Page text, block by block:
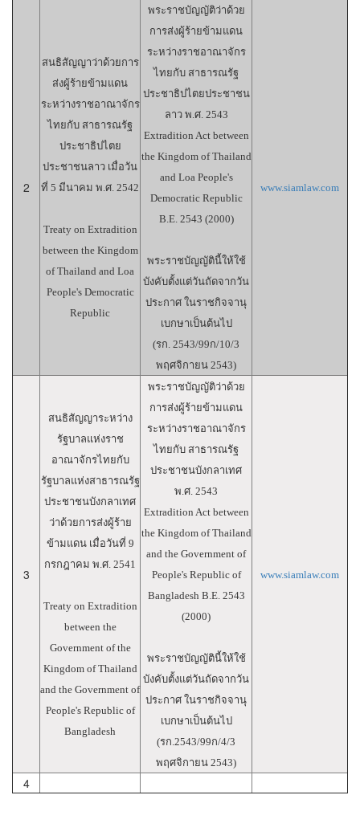
2
สนธิสัญญาว่าด้วยการ
ส่งผู้ร้ายข้ามแดน
ระหว่างราชอาณาจักร
ไทยกับ สาธารณรัฐ
ประชาธิปไตย
ประชาชนลาว เมื่อวัน
ที่ 5 มีนาคม พ.ศ. 2542
Treaty on Extradition
between the Kingdom
of Thailand and Loa
People's Democratic
Republic
พระราชบัญญัติว่าด้วย
การส่งผู้ร้ายข้ามแดน
ระหว่างราชอาณาจักร
ไทยกับ สาธารณรัฐ
ประชาธิปไตยประชาชน
ลาว พ.ศ. 2543
Extradition Act between
the Kingdom of Thailand
and Loa People's
Democratic Republic
B.E. 2543 (2000)
พระราชบัญญัตินี้ให้ใช้
บังคับตั้งแต่วันถัดจากวัน
ประกาศ ในราชกิจจานุ
เบกษาเป็นต้นไป
(รก. 2543/99ก/10/3
พฤศจิกายน 2543)
www.siamlaw.com
3
สนธิสัญญาระหว่าง
รัฐบาลแห่งราช
อาณาจักรไทยกับ
รัฐบาลแห่งสาธารณรัฐ
ประชาชนบังกลาเทศ
ว่าด้วยการส่งผู้ร้าย
ข้ามแดน เมื่อวันที่ 9
กรกฎาคม พ.ศ. 2541
Treaty on Extradition
between the
Government of the
Kingdom of Thailand
and the Government of
People's Republic of
Bangladesh
พระราชบัญญัติว่าด้วย
การส่งผู้ร้ายข้ามแดน
ระหว่างราชอาณาจักร
ไทยกับ สาธารณรัฐ
ประชาชนบังกลาเทศ
พ.ศ. 2543
Extradition Act between
the Kingdom of Thailand
and the Government of
People's Republic of
Bangladesh B.E. 2543
(2000)
พระราชบัญญัตินี้ให้ใช้
บังคับตั้งแต่วันถัดจากวัน
ประกาศ ในราชกิจจานุ
เบกษาเป็นต้นไป
(รก.2543/99ก/4/3
พฤศจิกายน 2543)
www.siamlaw.com
4